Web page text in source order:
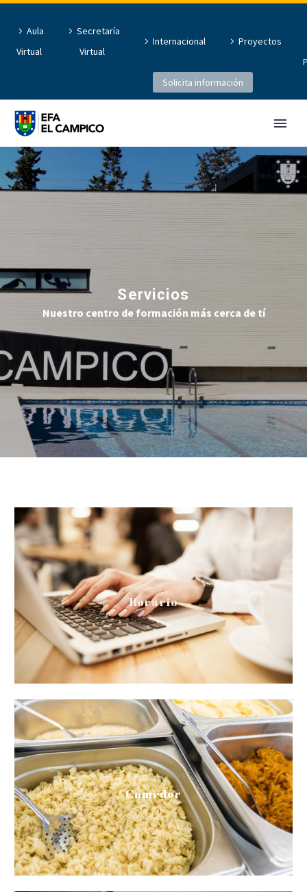
Aula
Virtual
Secretaría
Virtual
Internacional
Proyectos
Solicita información
Servicios
Nuestro centro de formación más cerca de tí
Horario
Horario Secretaría
Secretaría
Comedor
Menú comedor
Menú comedor